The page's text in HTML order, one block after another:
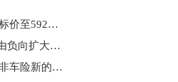
大行评级丨麦格理：上调鸣鸣很忙目标价至592港元，维持“跑赢大市”评级
生意社大豆7月5日均差为-1.80元/吨 由负向扩大转为缩小
快看：黄立虎：服务灵活用工，培育非车险新的增长极